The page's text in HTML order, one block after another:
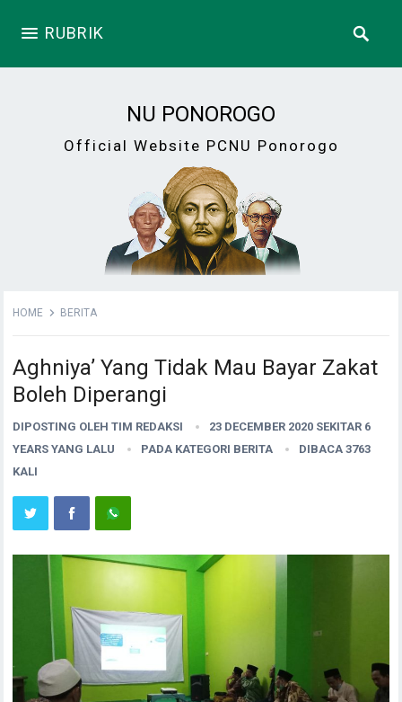
RUBRIK
NU PONOROGO
Official Website PCNU Ponorogo
HOME BERITA
Aghniya’ Yang Tidak Mau Bayar Zakat
Boleh Diperangi
DIPOSTING OLEHTIM REDAKSI
23 DECEMBER 2020 SEKITAR 6
YEARS YANG LALU
PADA KATEGORI BERITA
DIBACA 3763
KALI